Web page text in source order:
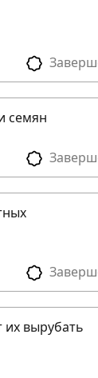
семян
их вырубать